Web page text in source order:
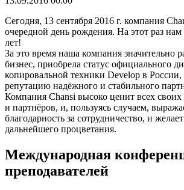
Сегодня, 13 сентября 2016 г. компания
очередной день рождения. На этот раз нам
лет!
За это время наша компания значительно
бизнес, приобрела статус официального
копировальной техники Develop в России,
репутацию надёжного и стабильного
Компания Chansi высоко ценит всех своих
и партнёров, и, пользуясь случаем,
благодарность за сотрудничество, и
дальнейшего процветания.
Международная
преподавателей